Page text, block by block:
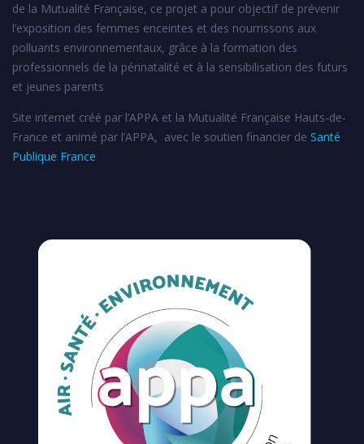
de la Mutualité Française, ce projet a pour objectif de prévenir
l’exposition des femmes enceintes et des nourrissons aux
polluants environnementaux, grâce à la formation des
professionnels de la périnatalité et à la sensibilisation des futurs
et jeunes parents
Site internet créé par l’APPA et la Mutualité Française Hauts-de-
France et animé par l’APPA, avec le soutien financier de Santé
Publique France